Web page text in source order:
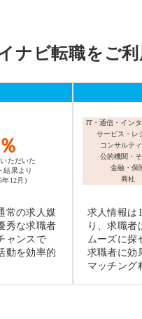
ナビ転職をご
％
ただいた
結果より
年12月)
常の求人媒
秀な求職者
ャンスで
動を効率的
IT・通信・イン
サービス・レ
コンサルテ
公的機関・
金融・保
商社
求人情報は
り、求職者
ムーズに探
求職者に効
マッチング